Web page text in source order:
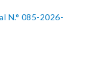
N.° 085-2026-